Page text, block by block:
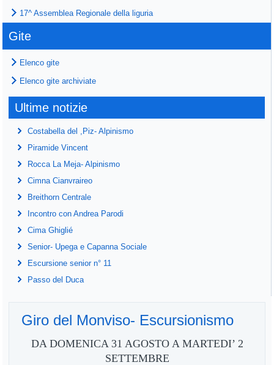
17^ Assemblea Regionale della liguria
Gite
Elenco gite
Elenco gite archiviate
Ultime notizie
Costabella del ,Piz- Alpinismo
Piramide Vincent
Rocca La Meja- Alpinismo
Cimna Cianvraireo
Breithorn Centrale
Incontro con Andrea Parodi
Cima Ghiglié
Senior- Upega e Capanna Sociale
Escursione senior n° 11
Passo del Duca
Giro del Monviso- Escursionismo
DA DOMENICA 31 AGOSTO A MARTEDI’ 2
SETTEMBRE